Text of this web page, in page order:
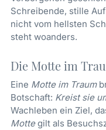
Schreibende, stille
nicht vom hellsten
steht woanders.
Die Motte im
Eine Motte im Traum
Botschaft: Kreist sie
Wachleben ein Ziel,
Mottegilt als